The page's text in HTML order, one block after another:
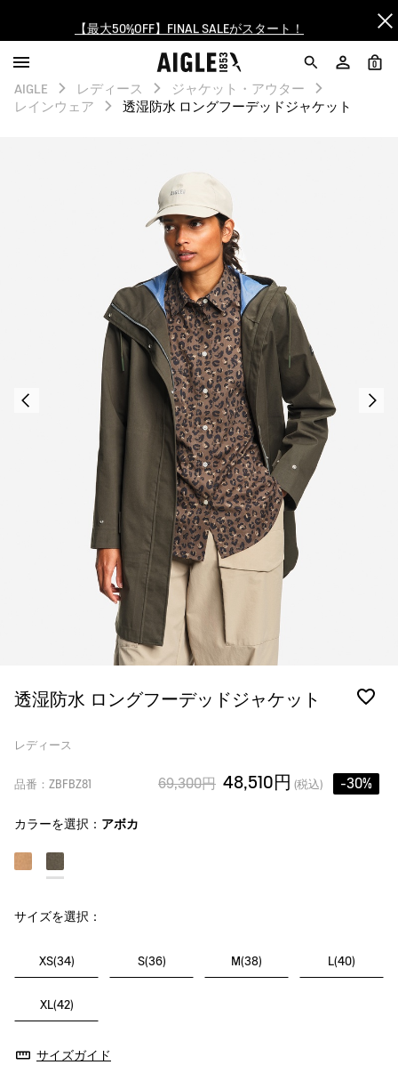
【最大50%OFF】FINAL SALEがスタート！
ログイン/会員登録で送料＆返品無料
AIGLE CLUB ポイントサービス終了のお知らせ
【最大50%OFF】FINAL SALEがスタート！
ログイン/会員登録で送料＆返品無料
AIGLE CLUB ポイントサービス終了のお知らせ
0
AIGLE レディース
ジャケット・アウター
レインウェア
透湿防水 ロングフーデッドジャケット
透湿防水 ロングフーデッドジャケット
レディース
品番：ZBFBZ81 69,300円 48,510円 (税込) -30%
カラーを選択： アボカ
サイズを選択：
XS(34) S(36) M(38) L(40)
XL(42)
サイズガイド